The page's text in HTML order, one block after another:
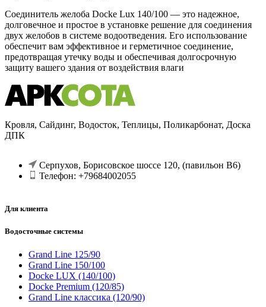
Соединитель желоба Docke Lux 140/100 — это надежное,
долговечное и простое в установке решение для соединения
двух желобов в системе водоотведения. Его использование
обеспечит вам эффективное и герметичное соединение,
предотвращая утечку воды и обеспечивая долгосрочную
защиту вашего здания от воздействия влаги
Кровля, Сайдинг, Водосток, Теплицы, Поликарбонат, Доска
ДПК
Серпухов, Борисовское шоссе 120, (павильон В6)
Телефон: +79684002055
Для клиента
Водосточные системы
Grand Line 125/90
Grand Line 150/100
Docke LUX (140/100)
Docke Premium (120/85)
Grand Line классика (120/90)